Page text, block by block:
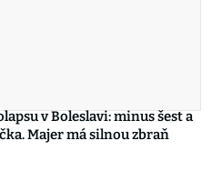
v Boleslavi: minus šest a
Majer má silnou zbraň